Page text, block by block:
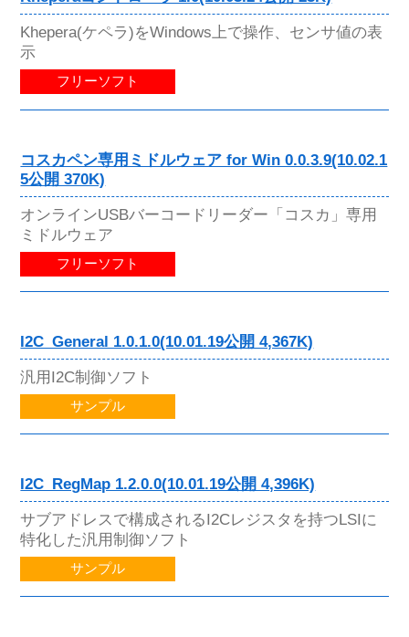
Khepera(ケペラ)をWindows上で操作、センサ値の表
示
フリーソフト
コスカペン専用ミドルウェア for Win 0.0.3.9(10.02.1
5公開 370K)
オンラインUSBバーコードリーダー「コスカ」専用
ミドルウェア
フリーソフト
I2C_General 1.0.1.0(10.01.19公開 4,367K)
汎用I2C制御ソフト
サンプル
I2C_RegMap 1.2.0.0(10.01.19公開 4,396K)
サブアドレスで構成されるI2Cレジスタを持つLSIに
特化した汎用制御ソフト
サンプル